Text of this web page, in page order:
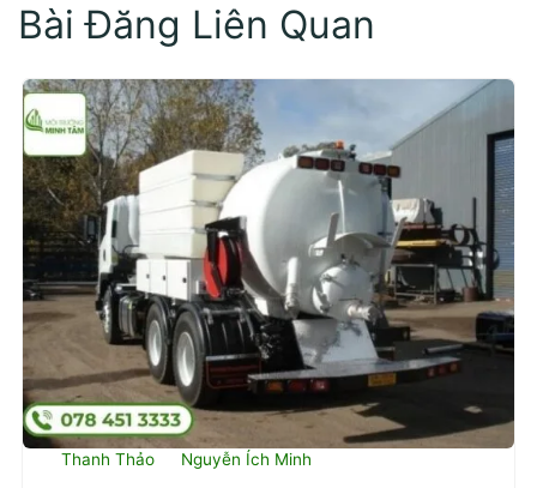
Bài Đăng Liên Quan
Thanh Thảo Nguyễn Ích Minh